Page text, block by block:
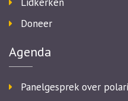
Doneer
Agenda
Panelgesprek over